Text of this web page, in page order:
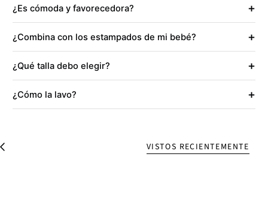
¿Es cómoda y favorecedora? +
¿Combina con los estampados de mi bebé? +
¿Qué talla debo elegir? +
¿Cómo la lavo? +
VISTOS RECIENTEMENTE